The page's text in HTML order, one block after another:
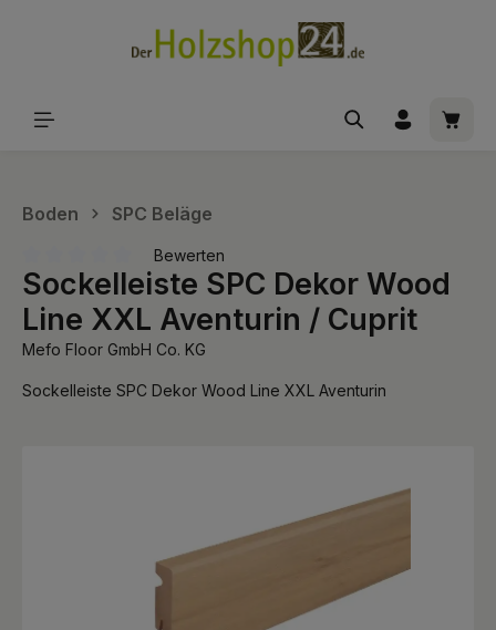
Boden SPC Beläge
Durchschnittliche Bewertung von 0 von 5 Sternen
Bewerten
Sockelleiste SPC Dekor Wood
Line XXL Aventurin / Cuprit
Mefo Floor GmbH Co. KG
Sockelleiste SPC Dekor Wood Line XXL Aventurin